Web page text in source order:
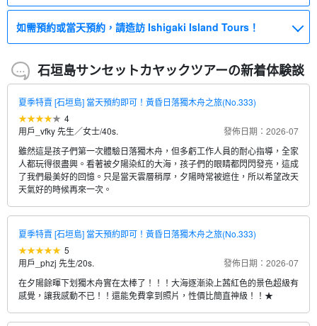
如需預約或當天預約，請造訪 Ishigaki Island Tours！
石垣島サンセットカヤックツアーの新着体験談
夏季特賣 [石垣島] 當天預約即可！黃昏日落獨木舟之旅(No.333)
4
用戶_vfky 先生／女士/40s.
發佈日期：2026-07
雖然這是孩子們第一次體驗日落獨木舟，但多虧工作人員的耐心指導，全家
人都玩得很盡興。看著被夕陽染紅的大海，孩子們的眼睛都閃閃發亮，這成
了我們最美好的回憶。只是當天雲層稍厚，夕陽時常被遮住，所以希望改天
天氣好的時候再來一次。
夏季特賣 [石垣島] 當天預約即可！黃昏日落獨木舟之旅(No.333)
5
用戶_phzj 先生/20s.
發佈日期：2026-07
在夕陽餘暉下划獨木舟實在太棒了！！！大海逐漸染上茜紅色的景色超級有
感覺，讓我感動不已！！還能免費拿到照片，性價比簡直神級！！★